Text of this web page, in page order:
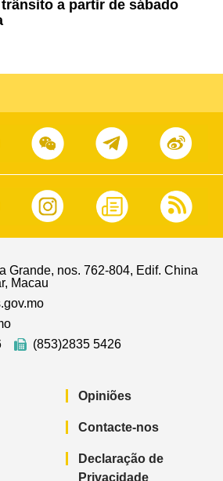
a partir de sábado
Grande, nos. 762-804, Edif. China
Macau
(853)2835 5426
Opiniões
Contacte-nos
Declaração de
Privacidade